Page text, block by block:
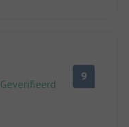
Geverifieerd
9